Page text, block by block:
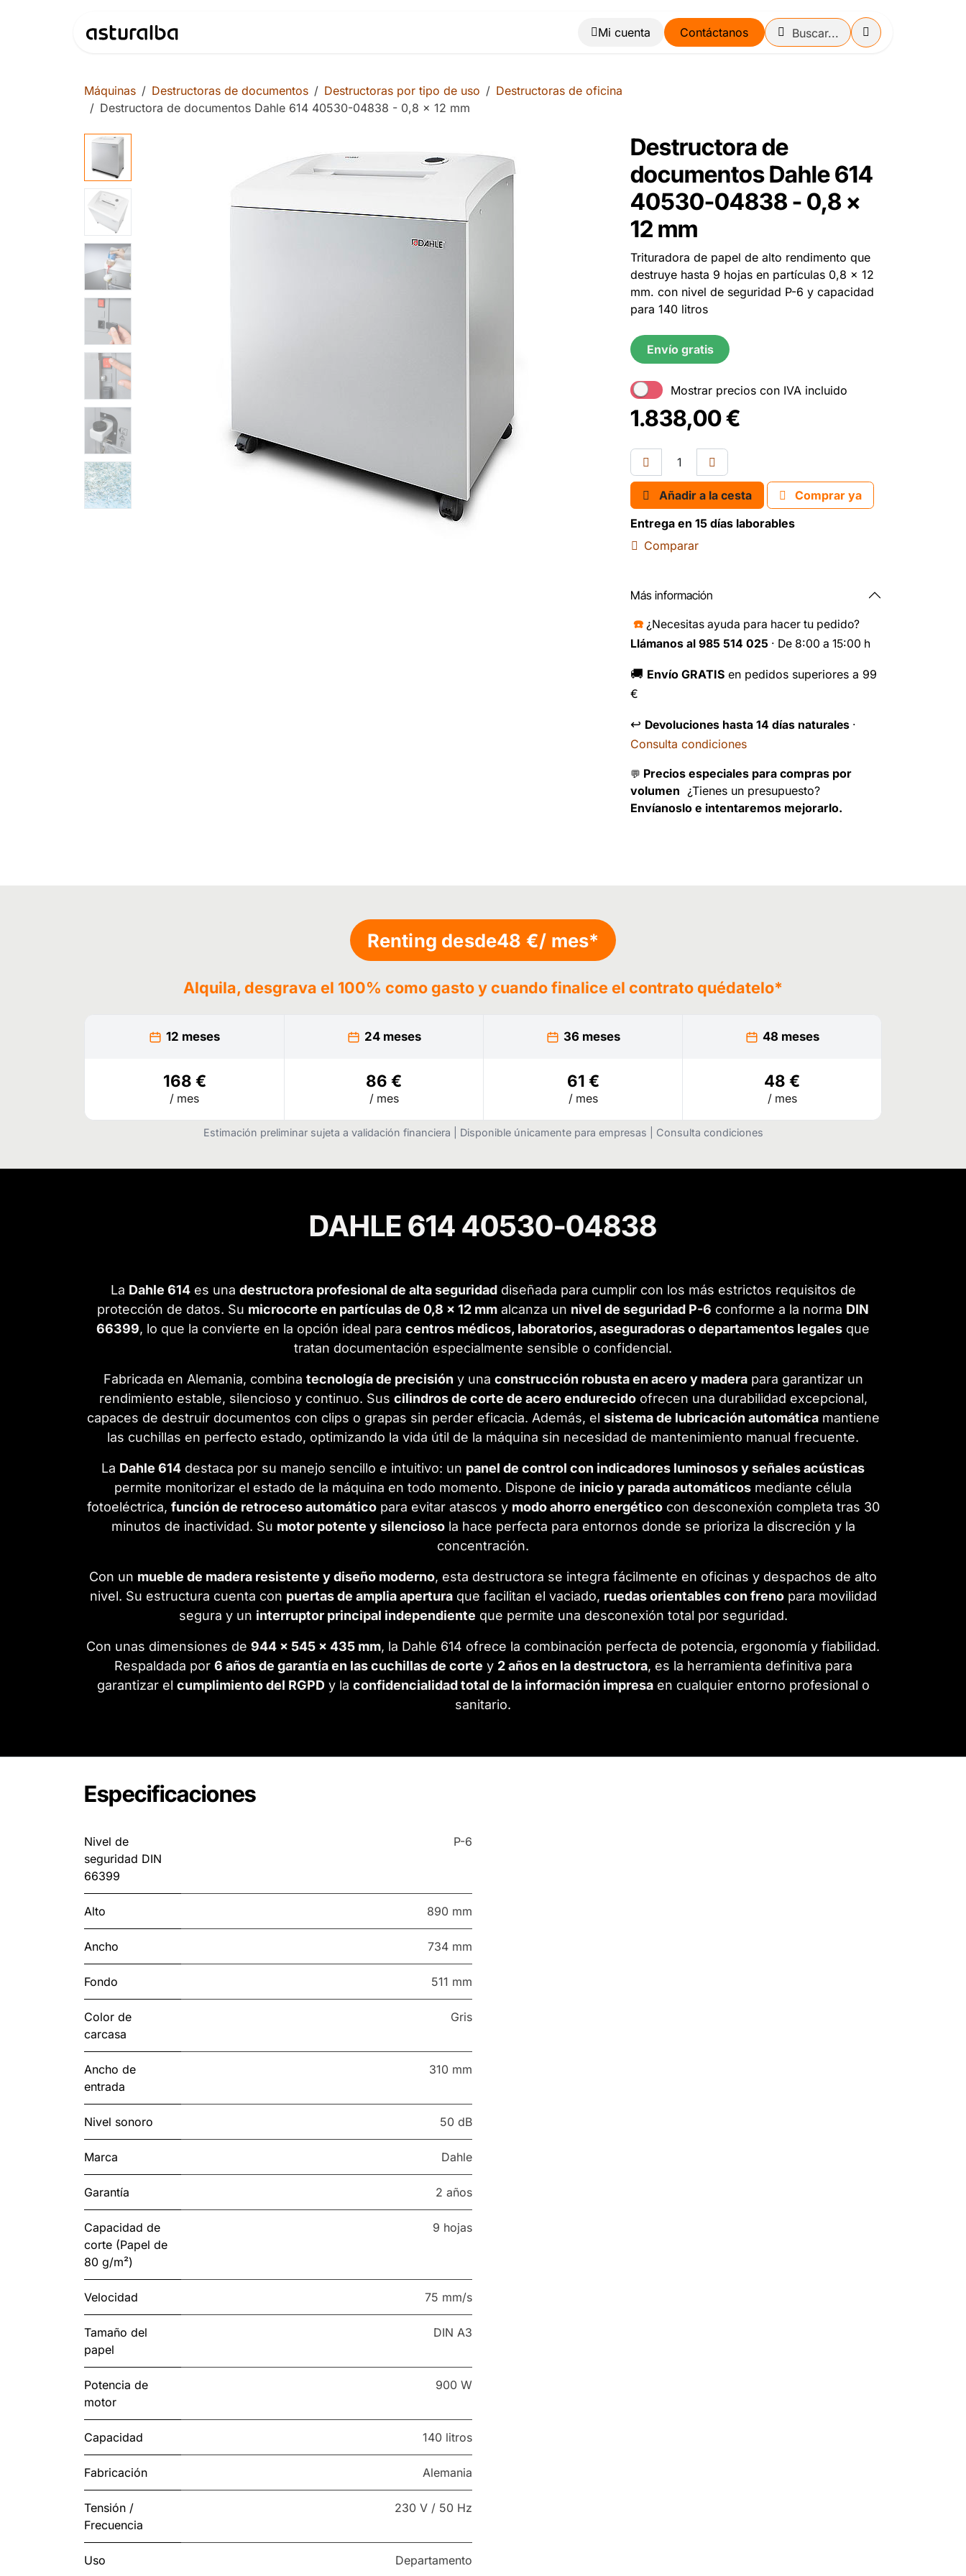
Blog Contáctanos
Máquinas Destructoras de documentos Destructoras por tipo de uso
Destructoras de oficina
Destructora de documentos Dahle 614 40530-04838 - 0,8 x 12 mm
Destructora de
documentos Dahle 614
40530-04838 - 0,8 x
12 mm
Trituradora de papel de alto rendimento que
destruye hasta 9 hojas en partículas 0,8 x 12
mm. con nivel de seguridad P-6 y capacidad
para 140 litros
Envío gratis
Mostrar precios con IVA incluido
1.838,00€
Añadir a la cesta
Comprar ya
Entrega en 15 días laborables
Comparar
Más información
☎️ ¿Necesitas ayuda para hacer tu pedido?
Llámanos al 985 514 025 · De 8:00 a 15:00 h
🚚 Envío GRATIS en pedidos superiores a 99
€
↩️ Devoluciones hasta 14 días naturales ·
Consulta condiciones
💬 Precios especiales para compras por
volumen ¿Tienes un presupuesto?
Envíanoslo e intentaremos mejorarlo.
Renting desde48 €/ mes*
Alquila, desgrava el 100% como gasto y cuando finalice el contratoquédatelo*
12 meses 24 meses 36 meses 48 meses
168 €
/ mes
86 €
/ mes
61 €
/ mes
48 €
/ mes
Estimación preliminar sujeta a validación financiera | Disponible únicamente para empresas | Consulta condiciones
DAHLE 614 40530-04838
La Dahle 614es una destructora profesional de alta seguridaddiseñada para cumplir con los más estrictos requisitos de
protección de datos. Su microcorte en partículas de 0,8 × 12 mm alcanza un nivel de seguridad P-6 conforme a la norma DIN
66399, lo que la convierte en la opción ideal para centros médicos, laboratorios, aseguradoras o departamentos legales que
tratan documentación especialmente sensible o confidencial.
Fabricada en Alemania, combina tecnología de precisión y una construcción robusta en acero y maderapara garantizar un
rendimiento estable, silencioso y continuo. Sus cilindros de corte de acero endurecidoofrecen una durabilidad excepcional,
capaces de destruir documentos con clips o grapas sin perder eficacia. Además, el sistema de lubricación automáticamantiene
las cuchillas en perfecto estado, optimizando la vida útil de la máquina sin necesidad de mantenimiento manual frecuente.
La Dahle 614 destaca por su manejo sencillo e intuitivo: un panel de control con indicadores luminosos y señales acústicas
permite monitorizar el estado de la máquina en todo momento. Dispone de inicio y parada automáticos mediante célula
fotoeléctrica, función de retroceso automáticopara evitar atascos y modo ahorro energéticocon desconexión completa tras 30
minutos de inactividad. Su motor potente y silenciosola hace perfecta para entornos donde se prioriza la discreción y la
concentración.
Con un mueble de madera resistente y diseño moderno, esta destructora se integra fácilmente en oficinas y despachos de alto
nivel. Su estructura cuenta con puertas de amplia aperturaque facilitan el vaciado, ruedas orientables con frenopara movilidad
segura y un interruptor principal independiente que permite una desconexión total por seguridad.
Con unas dimensiones de 944 × 545 × 435 mm, la Dahle 614 ofrece la combinación perfecta de potencia, ergonomía y fiabilidad.
Respaldada por 6 años de garantía en las cuchillas de corte y 2 años en la destructora, es la herramienta definitiva para
garantizar el cumplimiento del RGPDy la confidencialidad total de la información impresaen cualquier entorno profesional o
sanitario.
Especificaciones
Nivel de
seguridad DIN
66399
P-6
Alto 890 mm
Ancho 734 mm
Fondo 511 mm
Color de
carcasa
Gris
Ancho de
entrada
310 mm
Nivel sonoro 50 dB
Marca Dahle
Garantía 2 años
Capacidad de
corte (Papel de
80 g/m²)
9 hojas
Velocidad 75 mm/s
Tamaño del
papel
DIN A3
Potencia de
motor
900 W
Capacidad 140 litros
Fabricación Alemania
Tensión /
Frecuencia
230 V / 50 Hz
Uso Departamento